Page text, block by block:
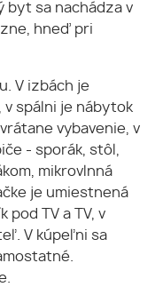
byt sa nachádza v
hneď pri
V izbách je
v spálni je nábytok
vybavenie, v
- sporák, stôl,
mikrovlnná
je umiestnená
TV a TV, v
V kúpeľni sa